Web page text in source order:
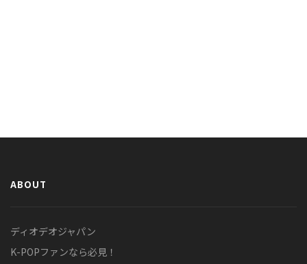
ABOUT
ディオデオジャパン
K-POPファンなら必見！